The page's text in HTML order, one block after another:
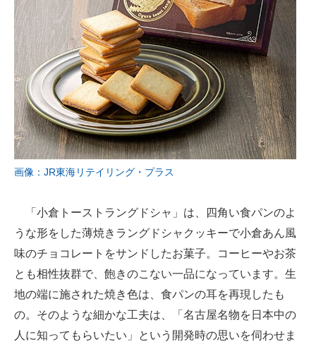
画像：JR東海リテイリング・プラス
「小倉トーストラングドシャ」は、四角い食パンのよ
うな形をした薄焼きラングドシャクッキーで小倉あん風
味のチョコレートをサンドしたお菓子。コーヒーやお茶
とも相性抜群で、飽きのこない一品になっています。生
地の端に施された焼き色は、食パンの耳を再現したも
の。そのような細かな工夫は、「名古屋名物を日本中の
人に知ってもらいたい」という開発時の思いを伺わせま